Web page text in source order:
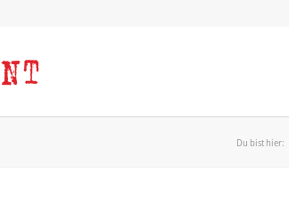
Du bist hier: